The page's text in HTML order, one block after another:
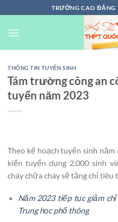
đến
nội
TRƯỜNG CAO ĐẲNG
THÔNG TIN TUYỂN SINH
Tám trường công an
tuyển năm 2023
Theo kế hoạch tuyển sinh
kiến tuyển dụng 2.000 sinh
cháy chữa cháy sẽ tăng chỉ tiêu
Năm 2023 tiếp tục giảm
Trung học phổ thông